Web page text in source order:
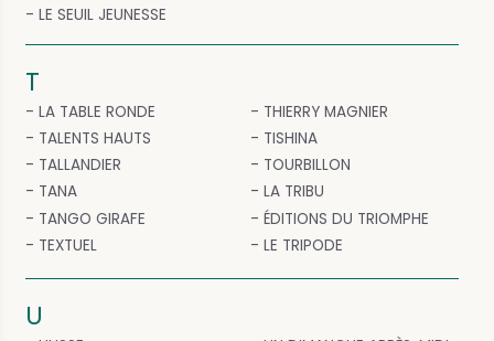
LE SEUIL JEUNESSE
T
LA TABLE RONDE
TALENTS HAUTS
TALLANDIER
TANA
TANGO GIRAFE
TEXTUEL
THIERRY MAGNIER
TISHINA
TOURBILLON
LA TRIBU
ÉDITIONS DU TRIOMPHE
LE TRIPODE
U